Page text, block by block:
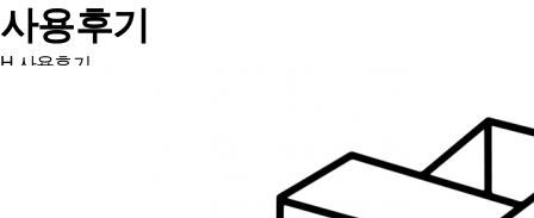
사용후기
H 사용후기